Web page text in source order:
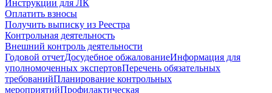
Инструкции для ЛК
Оплатить взносы
Получить выписку из Реестра
Контрольная деятельность
Внешний контроль деятельности
Годовой отчетДосудебное обжалованиеИнформация для
уполномоченных экспертовПеречень обязательных
требованийПланирование контрольных
мероприятийПрофилактическая